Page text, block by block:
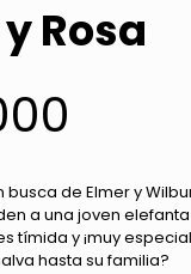
Rosa
de Elmer y
a una joven
tímida y ¡muy
hasta su familia?